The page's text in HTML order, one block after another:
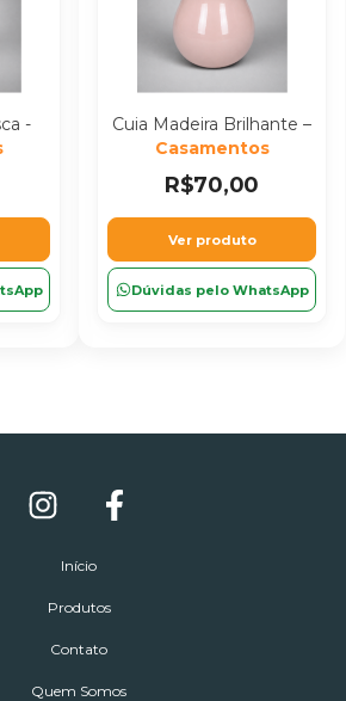
-
Cuia Madeira Brilhante –
Casamentos
R$70,00
Ver produto
Dúvidas pelo WhatsApp
Início
Produtos
Contato
Quem Somos